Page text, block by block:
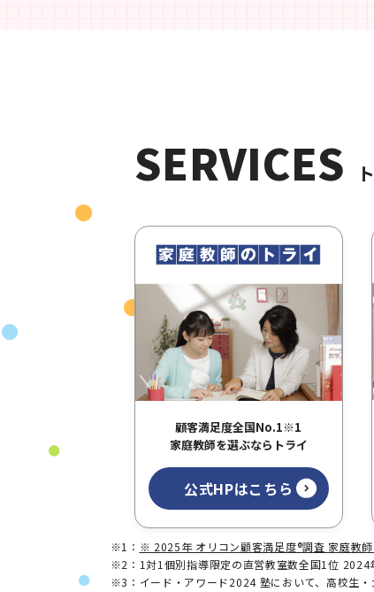
SERVICES
顧客満足度全国No.1※1
家庭教師を選ぶならトライ
公式HPはこちら
※1： ※ 2025年 オリコン顧客満足度®調査 家庭教
※2：1対1個別指導限定の直営教室数全国1位 2024
※3：イード・アワード2024 塾において、高校生